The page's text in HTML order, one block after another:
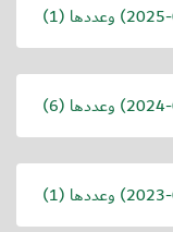
) وعددها (1)
) وعددها (6)
) وعددها (1)